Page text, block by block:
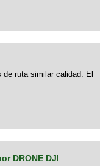
ruta similar calidad. El
DRONE DJI